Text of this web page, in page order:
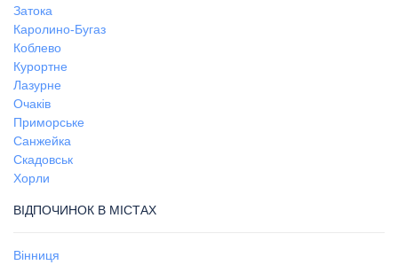
Затока
Каролино-Бугаз
Коблево
Курортне
Лазурне
Очаків
Приморське
Санжейка
Скадовськ
Хорли
ВІДПОЧИНОК В МІСТАХ
Вінниця